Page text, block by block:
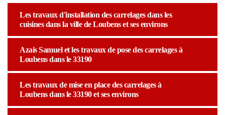
Les travaux d'installation des carrelages dans les
cuisines dans la ville de Loubens et ses environs
Azais Samuel et les travaux de pose des carrelages à
Loubens dans le 33190
Les travaux de mise en place des carrelages à
Loubens dans le 33190 et ses environs